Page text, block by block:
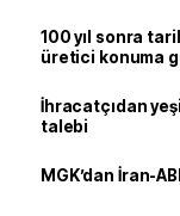
100 yıl sonra
üretici konuma
İhracatçıdan
talebi
MGK’dan İran-